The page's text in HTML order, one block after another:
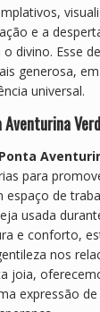
e a
divino. Esse
generosa,
universal.
Ponta
para
espaço de
usada
e conforto,
nos
joia,
expressão